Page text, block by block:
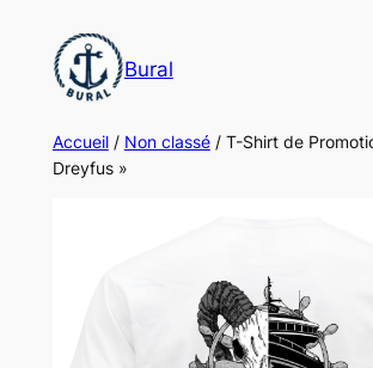
contenu
Bural
Accueil/ Non classé/ T-Shirt de
Dreyfus »